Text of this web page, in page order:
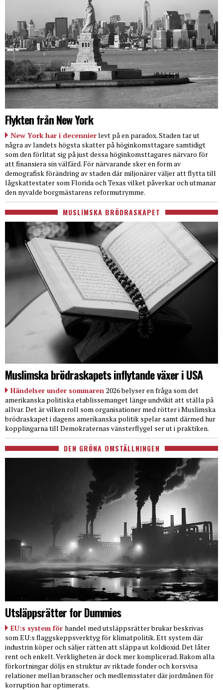
Flykten från New York
New York har i decennierlevt på en paradox. Staden tar ut
några av landets högsta skatter på höginkomsttagare samtidigt
som den förlitat sig på just dessa höginkomsttagares närvaro för
att finansiera sin välfärd. För närvarande sker en form av
demografisk förändring av staden där miljonärer väljer att flytta till
lågskattestater som Florida och Texas vilket påverkar och utmanar
den nyvalde borgmästarens reformutrymme.
MUSLIMSKA BRÖDRASKAPET
Muslimska brödraskapets inflytande växer i USA
Händelser under sommaren 2026 belyser en fråga som det
amerikanska politiska etablissemanget länge undvikit att ställa på
allvar. Det är vilken roll som organisationer med rötter i Muslimska
brödraskapet i dagens amerikanska politik spelar samt därmed hur
kopplingarna till Demokraternas vänsterflygel ser ut i praktiken.
DEN GRÖNA OMSTÄLLNINGEN
Utsläppsrätter for Dummies
EU:s system för handel med utsläppsrätter brukar beskrivas
som EU:s flaggskeppsverktyg för klimatpolitik. Ett system där
industrin köper och säljer rätten att släppa ut koldioxid. Det låter
rent och enkelt. Verkligheten är dock mer komplicerad. Bakom alla
förkortningar döljs en struktur av riktade fonder och korsvisa
relationer mellan branscher och medlemsstater där jordmånen för
korruption har optimerats.